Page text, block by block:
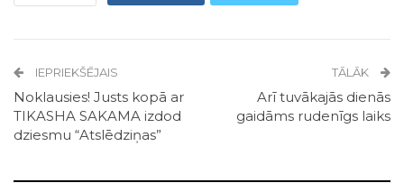
IEPRIEKŠĒJAIS
Noklausies! Justs kopā ar
TIKASHA SAKAMA izdod
dziesmu “Atslēdziņas”
TĀLĀK
Arī tuvākajās dienās
gaidāms rudenīgs laiks